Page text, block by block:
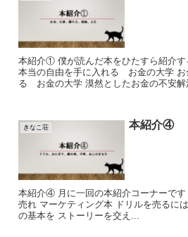
本紹介① 僕が読んだ本をひたすら紹介す
本当の自由を手に入れる お金の大学 お
る お金の大学 漠然としたお金の不安解
きなこ荘 本紹介④
本紹介④ 月に一回の本紹介コーナーです
売れ マーケティング本 ドリルを売るに
の基本を ストーリーを交え...